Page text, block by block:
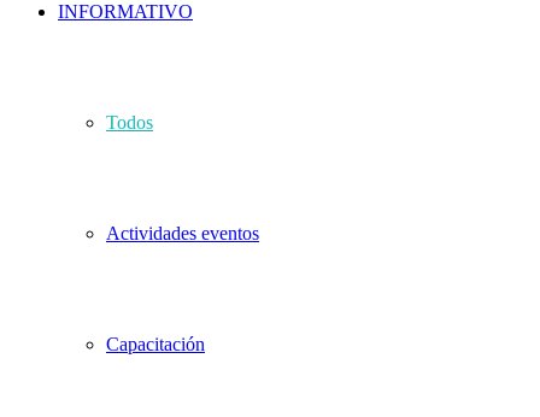
INFORMATIVO
Todos
Actividades eventos
Capacitación